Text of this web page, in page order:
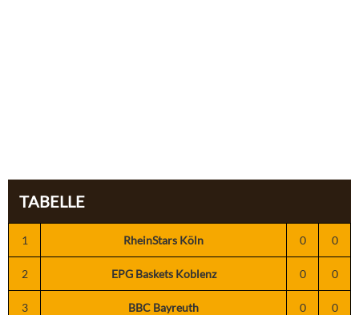
TABELLE
1 RheinStars Köln 0 0
2 EPG Baskets Koblenz 0 0
3 BBC Bayreuth 0 0